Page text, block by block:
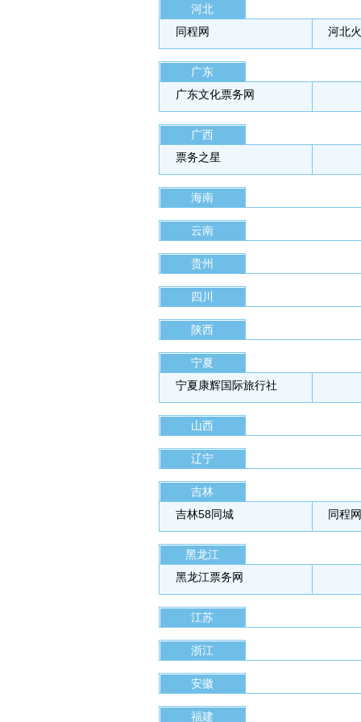
河北
同程网
河北
广东
广东文化票务网
广西
票务之星
海南
云南
贵州
四川
陕西
宁夏
宁夏康辉国际旅行社
山西
辽宁
吉林
吉林58同城
同程网
黑龙江
黑龙江票务网
江苏
浙江
安徽
福建